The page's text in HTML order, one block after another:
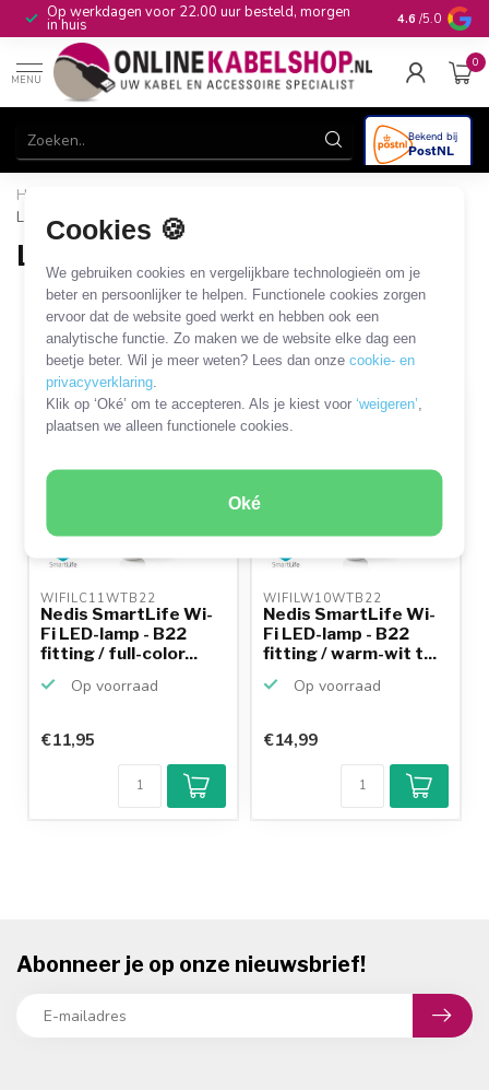
Cookies 🍪
We gebruiken cookies en vergelijkbare technologieën om je
beter en persoonlijker te helpen. Functionele cookies zorgen
ervoor dat de website goed werkt en hebben ook een
analytische functie. Zo maken we de website elke dag een
beetje beter. Wil je meer weten? Lees dan onzecookie- en
privacyverklaring
Klik op ‘Oké’ om te accepteren. Als je kiest voor‘weigeren’
plaatsen we alleen functionele cookies.
Oké
Op werkdagen voor 22.00 uur besteld, morgen
in huis 10+jaar
4.6 /5.0
MENU
0
Home
Lampen met B22 fitting
Lampen met B22 fitting
2 PRODUCTEN
Filters SORTEER OP
SALE
WIFILC11WTB22
Nedis SmartLife Wi-
Fi LED-lamp - B22
fitting / full-color...
Op voorraad
€11,95
WIFILW10WTB22
Nedis SmartLife Wi-
Fi LED-lamp - B22
fitting / warm-wit t...
Op voorraad
€14,99
Abonneer je op onze nieuwsbrief!